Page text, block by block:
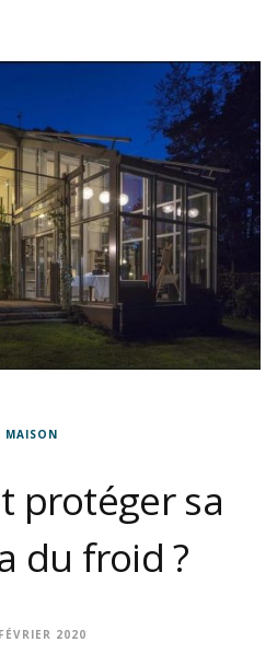
MAISON
protéger sa
du froid ?
2020